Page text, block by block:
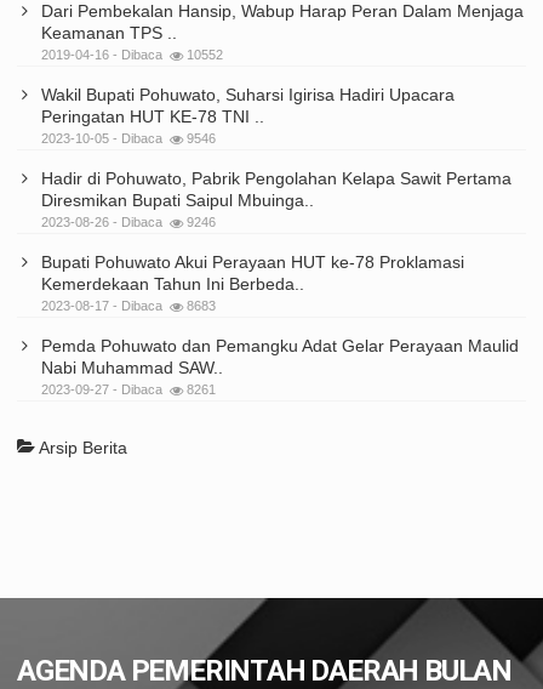
Dari Pembekalan Hansip, Wabup Harap Peran Dalam Menjaga
Keamanan TPS ..
2019-04-16 - Dibaca 10552
Wakil Bupati Pohuwato, Suharsi Igirisa Hadiri Upacara
Peringatan HUT KE-78 TNI ..
2023-10-05 - Dibaca 9546
Hadir di Pohuwato, Pabrik Pengolahan Kelapa Sawit Pertama
Diresmikan Bupati Saipul Mbuinga..
2023-08-26 - Dibaca 9246
Bupati Pohuwato Akui Perayaan HUT ke-78 Proklamasi
Kemerdekaan Tahun Ini Berbeda..
2023-08-17 - Dibaca 8683
Pemda Pohuwato dan Pemangku Adat Gelar Perayaan Maulid
Nabi Muhammad SAW..
2023-09-27 - Dibaca 8261
Arsip Berita
AGENDA PEMERINTAH DAERAH BULAN